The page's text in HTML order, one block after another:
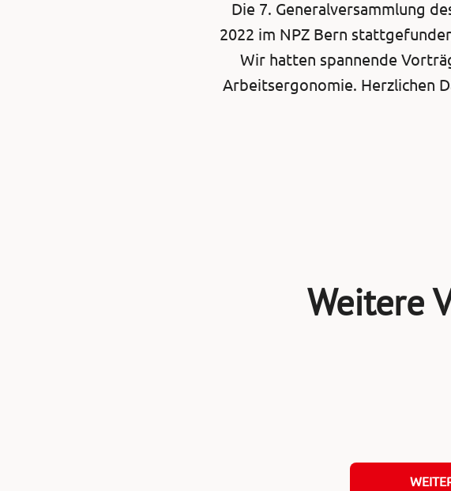
Die 7. Generalversammlung
2022 im NPZ Bern
Wir hatten spannende
Arbeitsergonomie. Herzlichen
Weitere